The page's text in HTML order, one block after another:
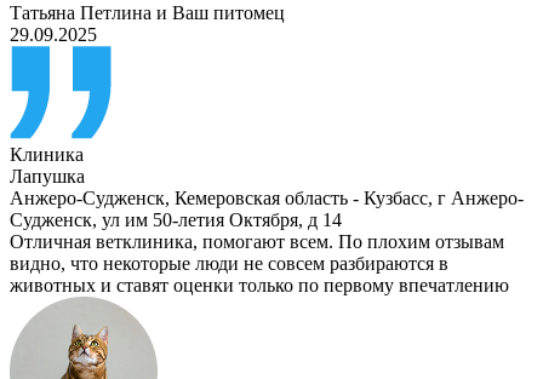
Татьяна Петлина и Ваш питомец
29.09.2025
Клиника
Лапушка
Анжеро-Судженск, Кемеровская область - Кузбасс, г Анжеро-
Судженск, ул им 50-летия Октября, д 14
Отличная ветклиника, помогают всем. По плохим отзывам
видно, что некоторые люди не совсем разбираются в
животных и ставят оценки только по первому впечатлению